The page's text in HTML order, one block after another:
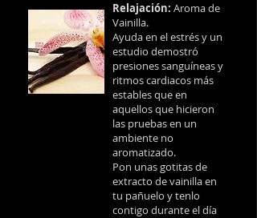
Relajación: Aroma de
Vainilla.
Ayuda en el estrés y un
estudio demostró
presiones sanguíneas y
ritmos cardiacos más
estables que en
aquellos que hicieron
las pruebas en un
ambiente no
aromatizado.
Pon unas gotitas de
extracto de vainilla en
tu pañuelo y tenlo
contigo durante el día